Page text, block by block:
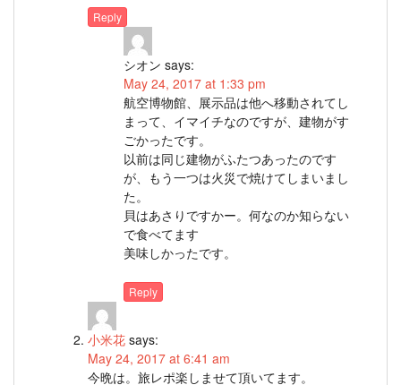
Reply
シオン says:
May 24, 2017 at 1:33 pm
航空博物館、展示品は他へ移動されてし
まって、イマイチなのですが、建物がす
ごかったです。
以前は同じ建物がふたつあったのです
が、もう一つは火災で焼けてしまいまし
た。
貝はあさりですかー。何なのか知らない
で食べてます
美味しかったです。
Reply
小米花 says:
May 24, 2017 at 6:41 am
今晩は。旅レポ楽しませて頂いてます。